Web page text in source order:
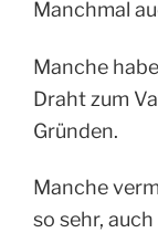
Manchmal
Manche
Draht zum
Gründen.
Manche
so sehr,